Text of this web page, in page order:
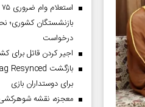
بازنشستگان کشوری؛
درخواست
اجیر کردن قاتل برای
برای دوستداران بازی
معجزه، نقشه